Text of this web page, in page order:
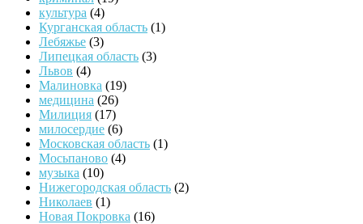
культура (4)
Курганская область (1)
Лебяжье (3)
Липецкая область (3)
Львов (4)
Малиновка (19)
медицина (26)
Милиция (17)
милосердие (6)
Московская область (1)
Мосьпаново (4)
музыка (10)
Нижегородская область (2)
Николаев (1)
Новая Покровка (16)